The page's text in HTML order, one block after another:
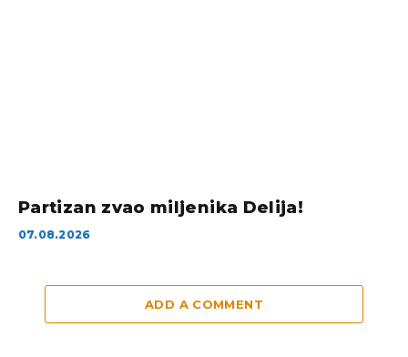
Partizan zvao miljenika Delija!
07.08.2026
ADD A COMMENT